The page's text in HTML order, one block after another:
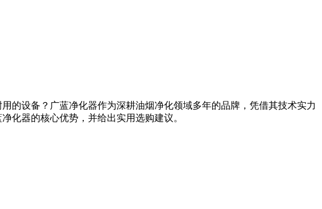
的设备？广蓝净化器作为深耕油烟净化领域多年的品牌，凭借其技术实力
化器的核心优势，并给出实用选购建议。